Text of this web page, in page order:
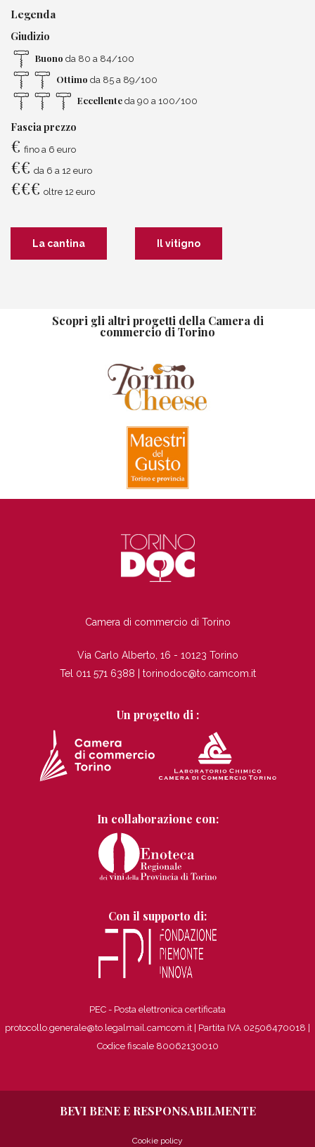
Legenda
Giudizio
Buono da 80 a 84/100
Ottimo da 85 a 89/100
Eccellente da 90 a 100/100
Fascia prezzo
€ fino a 6 euro
€€ da 6 a 12 euro
€€€ oltre 12 euro
La cantina Il vitigno
Scopri gli altri progetti della Camera di
commercio di Torino
Camera di commercio di Torino
Via Carlo Alberto, 16 - 10123 Torino
Tel 011 571 6388 | torinodoc@to.camcom.it
Un progetto di :
In collaborazione con:
Con il supporto di:
PEC - Posta elettronica certificata
protocollo.generale@to.legalmail.camcom.it | Partita IVA 02506470018
Codice fiscale 80062130010
BEVI BENE E RESPONSABILMENTE
Cookie policy